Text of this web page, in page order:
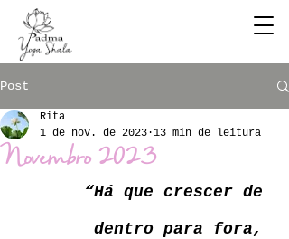
Post
Novembro 2023
Rita
1 de nov. de 2023 13 min de leitura
“Há que crescer de
dentro para fora,